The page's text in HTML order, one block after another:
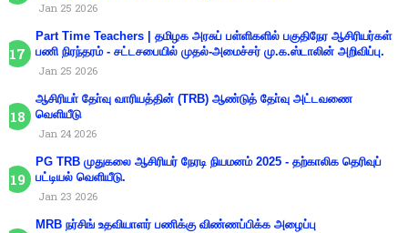
Jan 25 2026
Part Time Teachers | தமிழக அரசுப் பள்ளிகளில் பகுதிநேர ஆசிரியர்கள்
பணி நிரந்தரம் - சட்டசபையில் முதல்-அமைச்சர் மு.க.ஸ்டாலின் அறிவிப்பு.
Jan 25 2026
ஆசிரியா் தோ்வு வாரியத்தின் (TRB) ஆண்டுத் தோ்வு அட்டவணை
வெளியீடு
Jan 24 2026
PG TRB முதுகலை ஆசிரியர் நேரடி நியமனம் 2025 - தற்காலிக தெரிவுப்
பட்டியல் வெளியீடு.
Jan 23 2026
MRB நர்சிங் உதவியாளர் பணிக்கு விண்ணப்பிக்க அழைப்பு